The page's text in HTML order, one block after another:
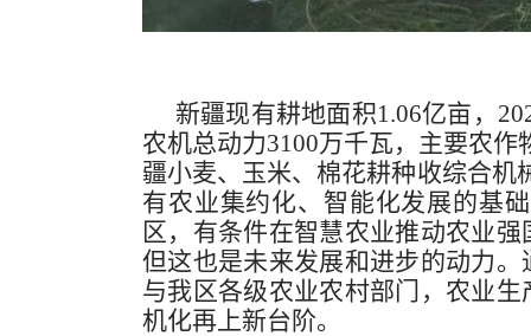
新疆现有耕地面积1.06亿亩，
农机总动力3100万千瓦，主要农
疆小麦、玉米、棉花耕种收综合机
有农业集约化、智能化发展的基
区，有条件在智慧农业推动农业
但这也是未来发展和进步的动力。
与我区各级农业农村部门，农业
机化再上新台阶。